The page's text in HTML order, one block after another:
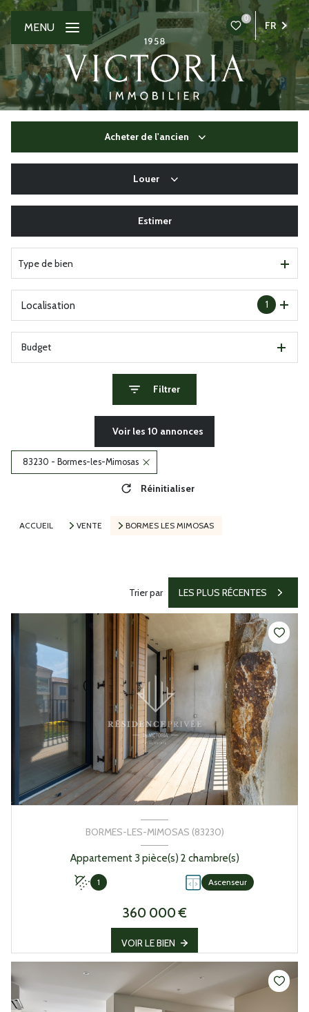
0
FR
MENU
Acheter de l'ancien
Du neuf
Louer
En saisonnier
De l'immo pro
Estimer
Type de bien
1
Localisation
Budget
Filtrer
Voir les 10 annonces
83230 - Bormes-les-Mimosas
Réinitialiser
ACCUEIL VENTE BORMES LES MIMOSAS
Trier par LES PLUS RÉCENTES
BORMES-LES-MIMOSAS (83230)
Appartement 3 pièce(s) 2 chambre(s)
1 Ascenseur
360 000 €
VOIR LE BIEN